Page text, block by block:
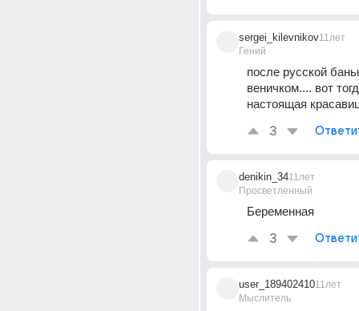
sergei_kilevnikov
Гений
11лет
после русской
веничком.... вот
настоящая
3
denikin_34
Просветленный
11лет
Беременная
3
user_189402410
Мыслитель
11лет